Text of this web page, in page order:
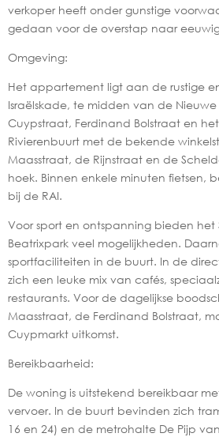
verkoper heeft onder gunstige
gedaan voor de overstap naar
Omgeving:
Het appartement ligt aan de rustige
Israëlskade, te midden van de
Cuypstraat, Ferdinand Bolstraat en
Rivierenbuurt met de bekende
Maasstraat, de Rijnstraat en de
hoek. Binnen enkele minuten fietsen,
bij de RAI.
Voor sport en ontspanning bieden
Beatrixpark veel mogelijkheden.
sportfaciliteiten in de buurt. In de
zich een leuke mix van cafés,
restaurants. Voor de dagelijkse
Maasstraat, de Ferdinand Bolstraat,
Cuypmarkt uitkomst.
Bereikbaarheid:
De woning is uitstekend bereikbaar
vervoer. In de buurt bevinden zich
16 en 24) en de metrohalte De Pijp